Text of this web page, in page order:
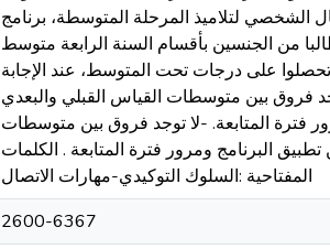
الشخصي لتلاميذ المرحلة المتوسطة، برنامج
القائم على السلوك التوكيدي (إعداد الباحثة) على عينة تجريبية من 15 طالبا من الجنسين بأقسام السنة الرابعة متوسط
مصطفى ابن رحمون تم اختيارهم بطريقة قصدية، من أصل 207 ممن تحصلوا على درجات تحت المتوسط، عند الإجابة
فروق بين متوسطات القياس القبلي والبعدي
فترة المتابعة. -لا توجد فروق بين متوسطات
البرنامج ومرور فترة المتابعة . الكلمات
المفتاحية :السلوك التوكيدي-مهارات الاتصال
2600-6367